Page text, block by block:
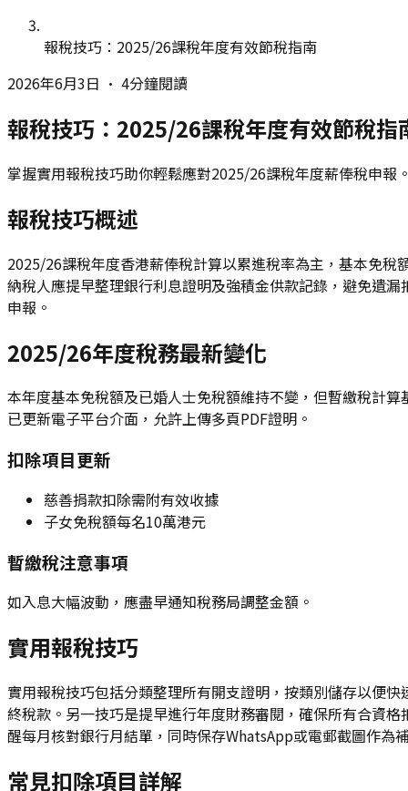
報稅技巧：2025/26課稅年度有效節稅指南
2026年6月3日 • 4分鐘閱讀
報稅技巧：2025/26課稅年度有效節稅指
掌握實用報稅技巧助你輕鬆應對2025/26課稅年度薪俸稅申
報稅技巧概述
2025/26課稅年度香港薪俸稅計算以累進稅率為主，基本免
納稅人應提早整理銀行利息證明及強積金供款記錄，避免遺
申報。
2025/26年度稅務最新變化
本年度基本免稅額及已婚人士免稅額維持不變，但暫繳稅計
已更新電子平台介面，允許上傳多頁PDF證明。
扣除項目更新
慈善捐款扣除需附有效收據
子女免稅額每名10萬港元
暫繳稅注意事項
如入息大幅波動，應盡早通知稅務局調整金額。
實用報稅技巧
實用報稅技巧包括分類整理所有開支證明，按類別儲存以便
終稅款。另一技巧是提早進行年度財務審閱，確保所有合資
醒每月核對銀行月結單，同時保存WhatsApp或電郵截圖作為
常見扣除項目詳解